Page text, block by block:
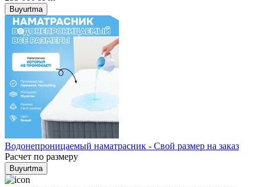
Buyurtma
Водонепроницаемый наматрасник - Свой размер на заказ
Расчет по размеру
Buyurtma